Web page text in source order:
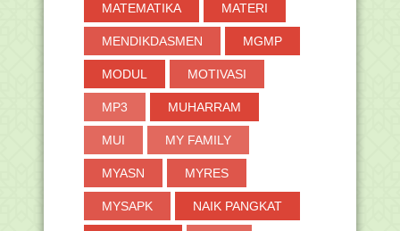
MATEMATIKA MATERI
MENDIKDASMEN MGMP
MODUL MOTIVASI
MP3 MUHARRAM
MUI MY FAMILY
MYASN MYRES
MYSAPK NAIK PANGKAT